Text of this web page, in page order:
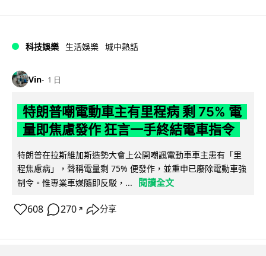
科技娛樂 生活娛樂 城中熱話
Vin 1 日
特朗普嘲電動車主有里程病 剩 75% 電
量即焦慮發作 狂言一手終結電車指令
特朗普在拉斯維加斯造勢大會上公開嘲諷電動車車主患有「里
程焦慮病」，聲稱電量剩 75% 便發作，並重申已廢除電動車強
制令。惟專業車媒隨即反駁，...
閱讀全文
608 270 ↗ 分享